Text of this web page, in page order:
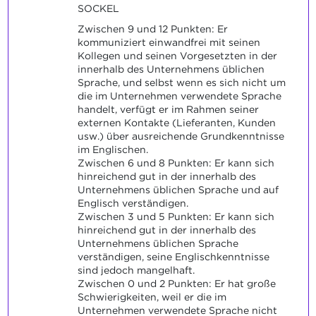
SOCKEL
Zwischen 9 und 12 Punkten: Er
kommuniziert einwandfrei mit seinen
Kollegen und seinen Vorgesetzten in der
innerhalb des Unternehmens üblichen
Sprache, und selbst wenn es sich nicht um
die im Unternehmen verwendete Sprache
handelt, verfügt er im Rahmen seiner
externen Kontakte (Lieferanten, Kunden
usw.) über ausreichende Grundkenntnisse
im Englischen.
Zwischen 6 und 8 Punkten: Er kann sich
hinreichend gut in der innerhalb des
Unternehmens üblichen Sprache und auf
Englisch verständigen.
Zwischen 3 und 5 Punkten: Er kann sich
hinreichend gut in der innerhalb des
Unternehmens üblichen Sprache
verständigen, seine Englischkenntnisse
sind jedoch mangelhaft.
Zwischen 0 und 2 Punkten: Er hat große
Schwierigkeiten, weil er die im
Unternehmen verwendete Sprache nicht